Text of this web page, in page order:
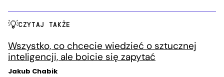
CZYTAJ TAKŻE
Wszystko, co chcecie wiedzieć o sztucznej
inteligencji, ale boicie się zapytać
Jakub Chabik